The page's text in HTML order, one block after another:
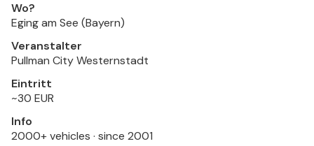
Wo?
Eging am See (Bayern)
Veranstalter
Pullman City Westernstadt
Eintritt
~30 EUR
Info
2000+ vehicles · since 2001